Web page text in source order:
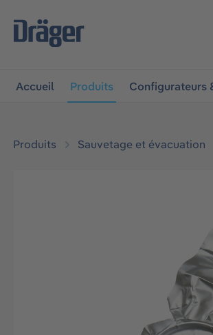
à la navigation principale
Accueil Produits Configurateurs
Produits Sauvetage et évacuation